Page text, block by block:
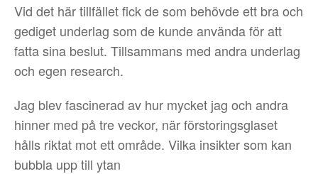
Vid det här tillfället fick de som behövde ett bra och
gediget underlag som de kunde använda för att
fatta sina beslut. Tillsammans med andra underlag
och egen research.
Jag blev fascinerad av hur mycket jag och andra
hinner med på tre veckor, när förstoringsglaset
hålls riktat mot ett område. Vilka insikter som kan
bubbla upp till ytan